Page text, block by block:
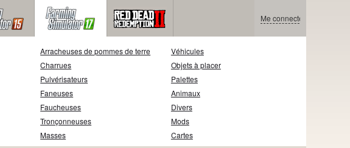
Me connecter
Arracheuses de pommes de terre
Charrues
Pulvérisateurs
Faneuses
Faucheuses
Tronçonneuses
Masses
Véhicules
Objets à placer
Palettes
Animaux
Divers
Mods
Cartes